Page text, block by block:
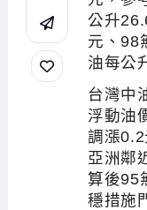
公升
元、98
油每公
台灣中
浮動油
調漲
亞洲鄰
算後95
穩措施